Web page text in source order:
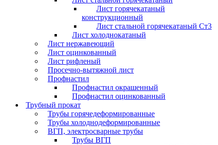
Лист горячекатаный
конструкционный
Лист стальной горячекатаный Ст3
Лист холоднокатаный
Лист нержавеющий
Лист оцинкованный
Лист рифленый
Просечно-вытяжной лист
Профнастил
Профнастил окрашенный
Профнастил оцинкованный
Трубный прокат
Трубы горячедеформированные
Трубы холоднодеформированные
ВГП, электросварные трубы
Трубы ВГП